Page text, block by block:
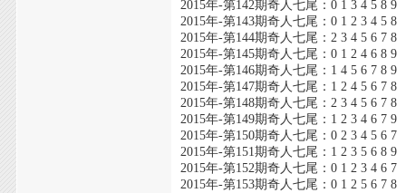
2015年-第142期奇人七尾：0 1 3 4 5 8 9
2015年-第143期奇人七尾：0 1 2 3 4 5 8
2015年-第144期奇人七尾：2 3 4 5 6 7 8
2015年-第145期奇人七尾：0 1 2 4 6 8 9
2015年-第146期奇人七尾：1 4 5 6 7 8 9
2015年-第147期奇人七尾：1 2 4 5 6 7 8
2015年-第148期奇人七尾：2 3 4 5 6 7 8
2015年-第149期奇人七尾：1 2 3 4 6 7 9
2015年-第150期奇人七尾：0 2 3 4 5 6 7
2015年-第151期奇人七尾：1 2 3 5 6 8 9
2015年-第152期奇人七尾：0 1 2 3 4 6 7
2015年-第153期奇人七尾：0 1 2 5 6 7 8